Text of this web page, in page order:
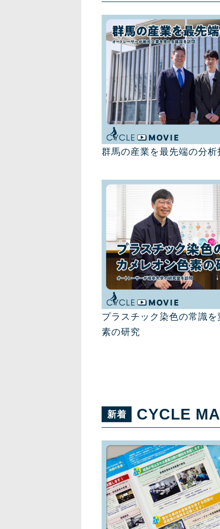
群馬の産業を最先端の分析
プラスチック染色の常識
素の研究
CYCLE